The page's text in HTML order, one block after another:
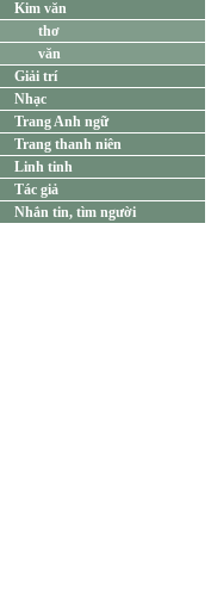
Kim văn
thơ
văn
Giải trí
Nhạc
Trang Anh ngữ
Trang thanh niên
Linh tinh
Tác giả
Nhắn tin, tìm người